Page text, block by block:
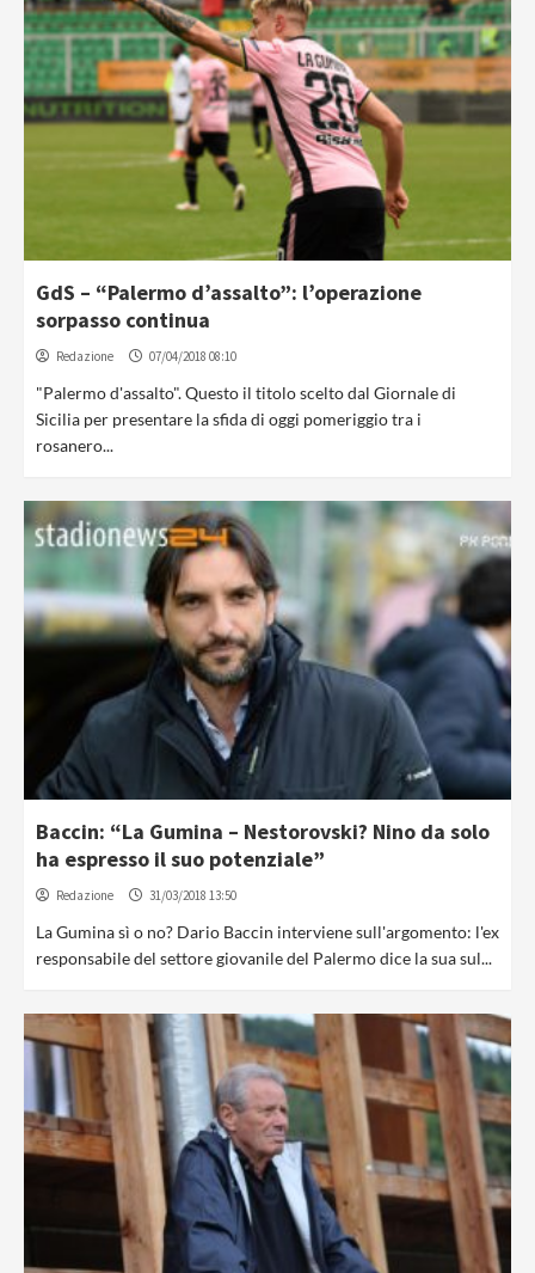
GdS – “Palermo d’assalto”: l’operazione
sorpasso continua
Redazione 07/04/2018 08:10
"Palermo d'assalto". Questo il titolo scelto dal Giornale di
Sicilia per presentare la sfida di oggi pomeriggio tra i
rosanero...
Baccin: “La Gumina – Nestorovski? Nino da solo
ha espresso il suo potenziale”
Redazione 31/03/2018 13:50
La Gumina sì o no? Dario Baccin interviene sull'argomento: l'ex
responsabile del settore giovanile del Palermo dice la sua sul...